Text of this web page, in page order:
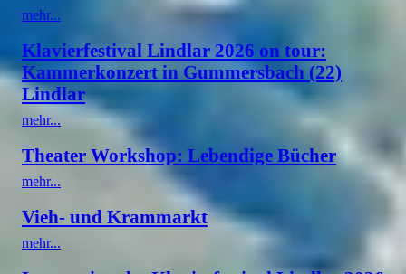
mehr...
Klavierfestival Lindlar 2026 on tour:
Kammerkonzert in Gummersbach (22)
Lindlar
mehr...
Theater Workshop: Lebendige Bücher
mehr...
Vieh- und Krammarkt
mehr...